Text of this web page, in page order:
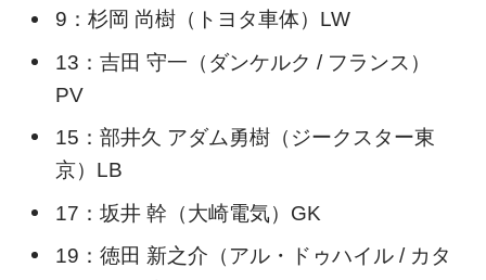
9：杉岡 尚樹（トヨタ車体）LW
13：吉田 守一（ダンケルク / フランス）
PV
15：部井久 アダム勇樹（ジークスター東
京）LB
17：坂井 幹（大崎電気）GK
19：徳田 新之介（アル・ドゥハイル / カタ